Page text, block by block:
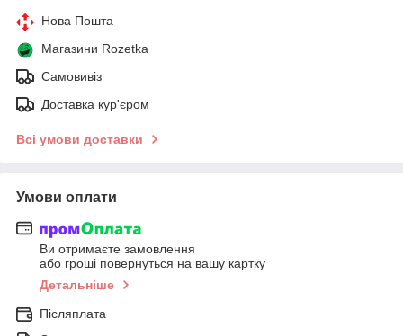
Нова Пошта
Магазини Rozetka
Самовивіз
Доставка кур'єром
Всі умови доставки
Умови оплати
Ви отримаєте замовлення
або гроші повернуться на вашу картку
Детальніше
Післяплата